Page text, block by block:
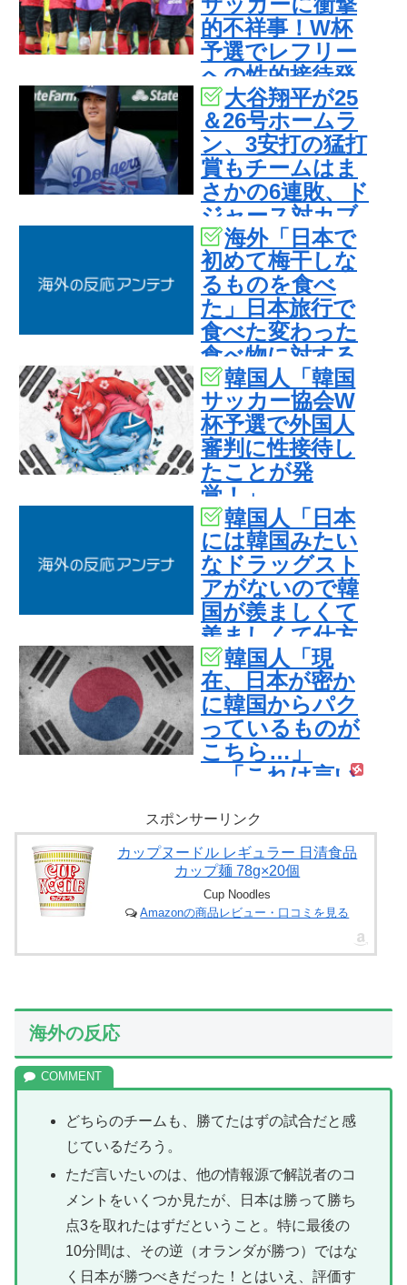
国の反応
的不祥事！W杯
予選でレフリー
への性的接待発
覚！海外騒然！
【海外の反応】
大谷翔平が25
＆26号ホームラ
ン、3安打の猛打
賞もチームはま
さかの6連敗、ド
ジャース対カブ
ス戦・実況スレ
の翻訳（海外の
反応）
海外「日本で
初めて梅干しな
るものを食べ
た」日本旅行で
食べた変わった
食べ物に対する
海外の反応
韓国人「韓国
サッカー協会W
杯予選で外国人
審判に性接待し
たことが発
覚！」
韓国人「日本
には韓国みたい
なドラッグスト
アがないので韓
国が羨ましくて
羨ましくて仕方
がないんだそう
です」
韓国人「現
在、日本が密か
に韓国からパク
っているものが
こちら…」
→「これは言い
ｗ」＝韓国の反
応
スポンサーリンク
カップヌードル レギュラー 日清食品
カップ麺 78g×20個
Cup Noodles
Amazonの商品レビュー・口コミを見る
海外の反応
どちらのチームも、勝てたはずの試合だと感
じているだろう。
ただ言いたいのは、他の情報源で解説者のコ
メントをいくつか見たが、日本は勝って勝ち
点3を取れたはずだということ。特に最後の
10分間は、その逆（オランダが勝つ）ではな
く日本が勝つべきだった！とはいえ、評価す